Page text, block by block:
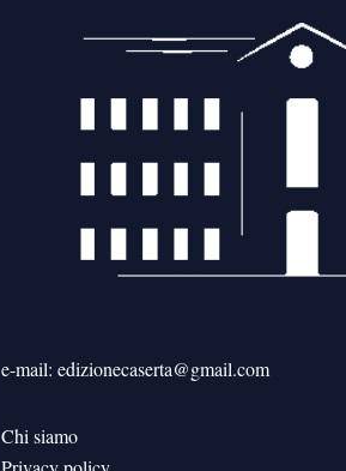
e-mail: edizionecaserta@gmail.com
Chi siamo